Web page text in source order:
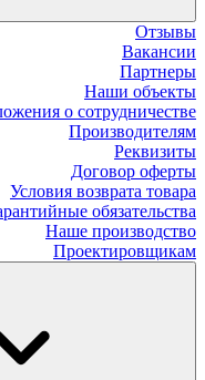
Отзывы
Вакансии
Партнеры
Наши объекты
о сотрудничестве
Производителям
Реквизиты
Договор оферты
Условия возврата товара
обязательства
Наше производство
Проектировщикам